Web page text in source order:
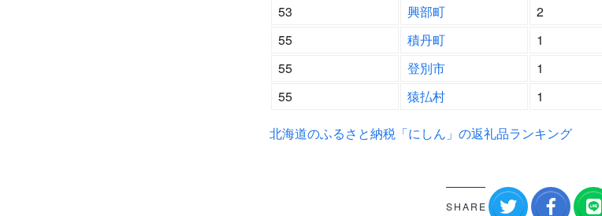
53
興部町 2
55
積丹町 1
55
登別市 1
55
猿払村 1
北海道のふるさと納税「にしん」の返礼品ランキング
SHARE